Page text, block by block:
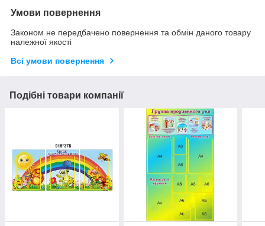
Умови повернення
Законом не передбачено повернення та обмін даного товару
належної якості
Всі умови повернення
Подібні товари компанії